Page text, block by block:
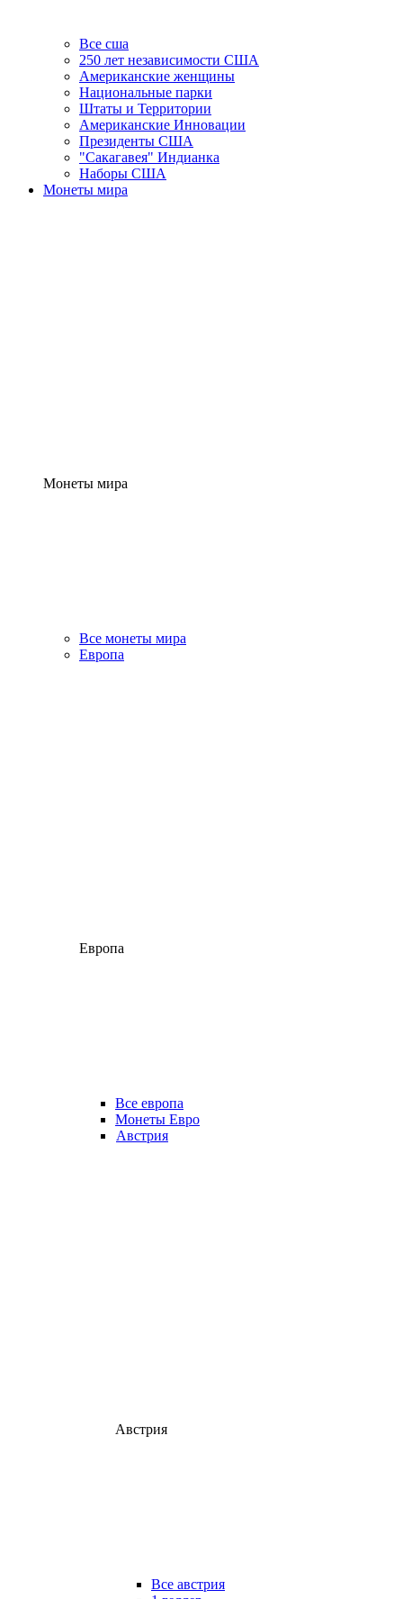
Все сша
250 лет независимости США
Американские женщины
Национальные парки
Штаты и Территории
Американские Инновации
Президенты США
"Сакагавея" Индианка
Наборы США
Монеты мира
Монеты мира
Все монеты мира
Европа
Европа
Все европа
Монеты Евро
Австрия
Австрия
Все австрия